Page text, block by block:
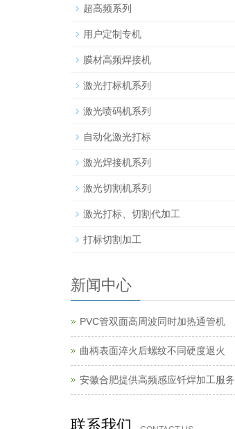
超高频系列
用户定制专机
膜材高频焊接机
激光打标机系列
激光喷码机系列
自动化激光打标
激光焊接机系列
激光切割机系列
激光打标、切割代加工
打标切割加工
新闻中心
PVC管双面高周波同时加热通管机
曲柄表面淬火后螺纹不同硬度退火
安徽合肥提供高频感应钎焊加工服务
联系我们